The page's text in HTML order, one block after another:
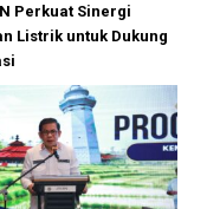
Perkuat Sinergi
Listrik untuk Dukung